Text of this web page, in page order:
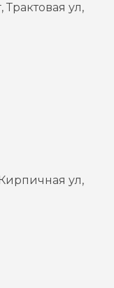
Трактовая ул,
ул,